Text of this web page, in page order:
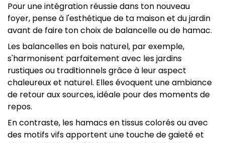
Pour une intégration réussie dans ton nouveau
foyer, pense à l'esthétique de ta maison et du jardin
avant de faire ton choix de balancelle ou de hamac.
Les balancelles en bois naturel, par exemple,
s'harmonisent parfaitement avec les jardins
rustiques ou traditionnels grâce à leur aspect
chaleureux et naturel. Elles évoquent une ambiance
de retour aux sources, idéale pour des moments de
repos.
En contraste, les hamacs en tissus colorés ou avec
des motifs vifs apportent une touche de gaieté et